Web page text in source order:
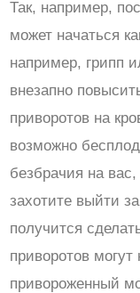
Так, например,
может начаться
например, грипп
внезапно
приворотов на
возможно
безбрачия на
захотите выйти
получится
приворотов
привороженный